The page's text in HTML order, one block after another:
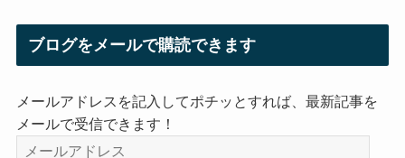
ブログをメールで購読できます
メールアドレスを記入してポチッとすれば、最新記事を
メールで受信できます！
メ